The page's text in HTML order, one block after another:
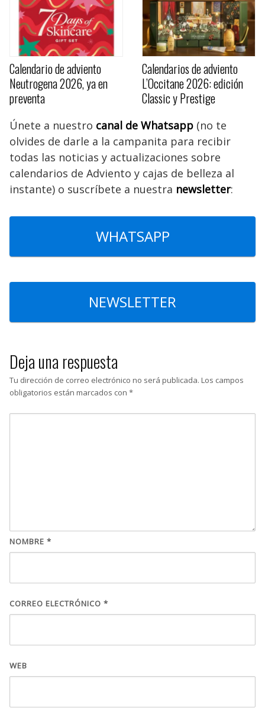
Calendario de adviento
Neutrogena 2026, ya en
preventa
Calendarios de adviento
L’Occitane 2026: edición
Classic y Prestige
Únete a nuestro canal de Whatsapp (no te
olvides de darle a la campanita para recibir
todas las noticias y actualizaciones sobre
calendarios de Adviento y cajas de belleza al
instante) o suscríbete a nuestra newsletter:
WHATSAPP
NEWSLETTER
Deja una respuesta
Tu dirección de correo electrónico no será publicada. Los campos
obligatorios están marcados con *
NOMBRE *
CORREO ELECTRÓNICO *
WEB